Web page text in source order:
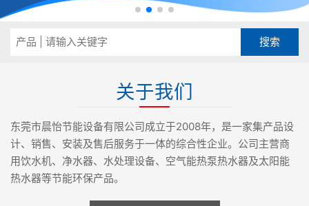
关于我们
东莞市晨怡节能设备有限公司成立于2008年，是一家集产品设
计、销售、安装及售后服务于一体的综合性企业。公司主营商
用饮水机、净水器、水处理设备、空气能热泵热水器及太阳能
热水器等节能环保产品。